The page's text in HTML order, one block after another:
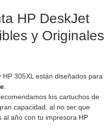
HP DeskJet
y Originales
HP 305XL están diseñados para
los cartuchos de
capacidad, al no ser que
al año con tu impresora HP